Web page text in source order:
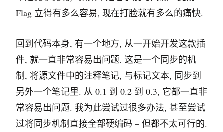
Flag 立得有多么容易, 现在打脸就有多么的痛快.
回到代码本身, 有一个地方, 从一开始开发这款插
件, 就一直非常容易出问题. 这是一个同步的机
制, 将源文件中的注释笔记, 与标记文本, 同步到
另外一个笔记里. 从 0.1 到 0.2 到 0.3, 它都一直非
常容易出问题. 我为此尝试过很多办法, 甚至尝试
过将同步机制直接全部硬编码 – 但都不太可行的.